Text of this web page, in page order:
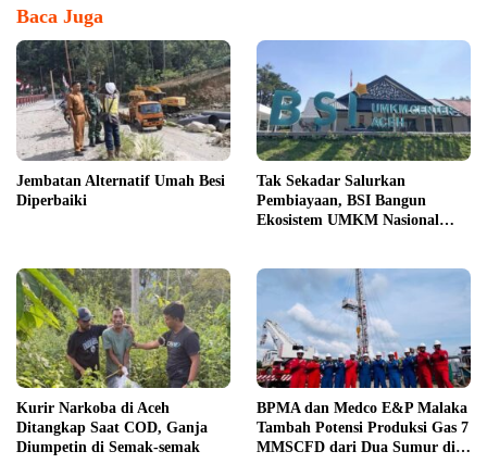
Baca Juga
Jembatan Alternatif Umah Besi
Diperbaiki
Tak Sekadar Salurkan
Pembiayaan, BSI Bangun
Ekosistem UMKM Nasional
Kurir Narkoba di Aceh
Ditangkap Saat COD, Ganja
Diumpetin di Semak-semak
BPMA dan Medco E&P Malaka
Tambah Potensi Produksi Gas 7
MMSCFD dari Dua Sumur di